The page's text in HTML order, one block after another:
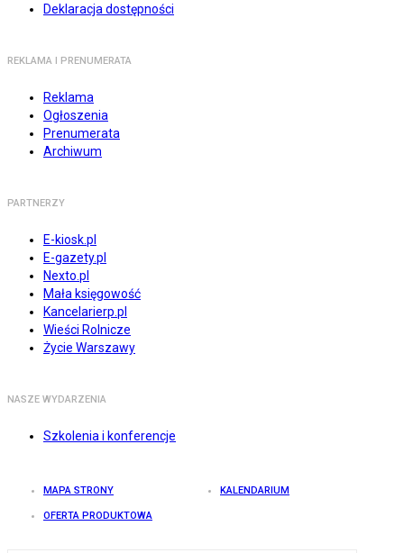
Deklaracja dostępności
REKLAMA I PRENUMERATA
Reklama
Ogłoszenia
Prenumerata
Archiwum
PARTNERZY
E-kiosk.pl
E-gazety.pl
Nexto.pl
Mała księgowość
Kancelarierp.pl
Wieści Rolnicze
Życie Warszawy
NASZE WYDARZENIA
Szkolenia i konferencje
MAPA STRONY KALENDARIUM
OFERTA PRODUKTOWA